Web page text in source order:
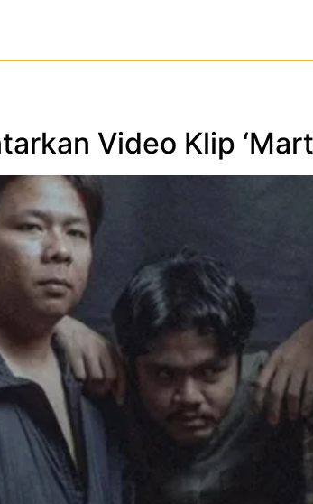
Video Klip